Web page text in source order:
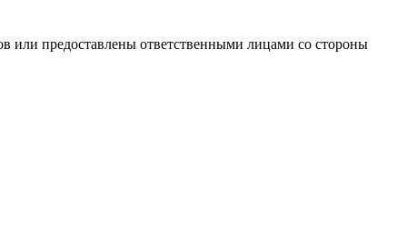
или предоставлены ответственными лицами со стороны